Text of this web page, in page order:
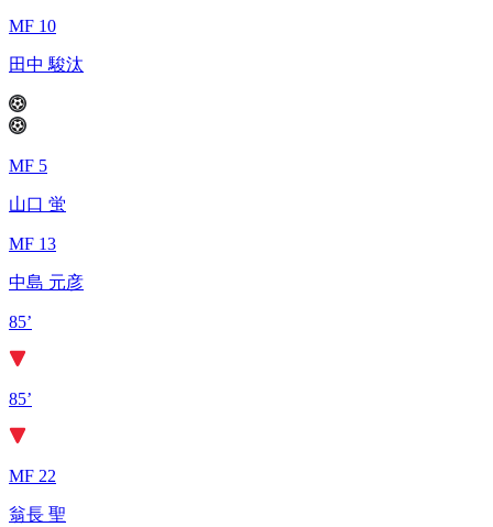
MF 10
田中 駿汰
MF 5
山口 蛍
MF 13
中島 元彦
85’
85’
MF 22
翁長 聖